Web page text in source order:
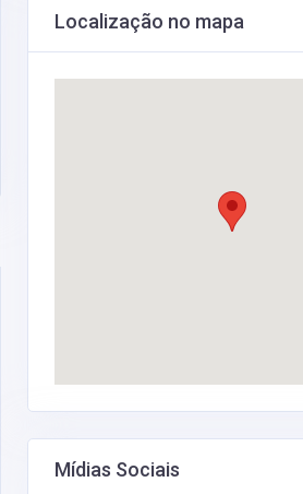
Localização no mapa
Mídias Sociais